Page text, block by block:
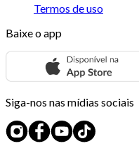
Termos de uso
Baixe o app
Siga-nos nas mídias sociais